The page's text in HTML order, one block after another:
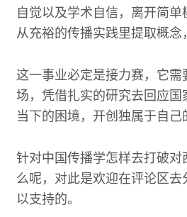
自觉以及学术自信，离开简
从充裕的传播实践里提取概念
这一事业必定是接力赛，它
场，凭借扎实的研究去回应
当下的困境，开创独属于自己
针对中国传播学怎样去打破
么呢，对此是欢迎在评论区
以支持的。